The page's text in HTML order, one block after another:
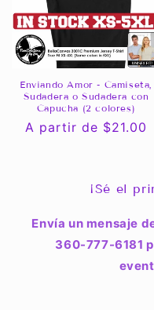
Enviando Amor - Camiseta,
Sudadera o Sudadera con
Capucha (2 colores)
Precio
A partir de $21.00
¡Sé el
Envía un mensaje
360-777-6181